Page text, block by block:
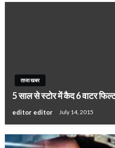
ताजा खबर
5 साल से स्टोर में कैद 6 वाटर
editor editor July 14, 2015